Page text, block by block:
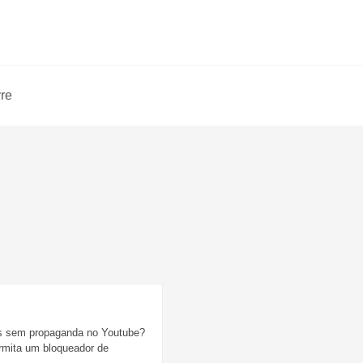
propaganda no Youtube?
um bloqueador de